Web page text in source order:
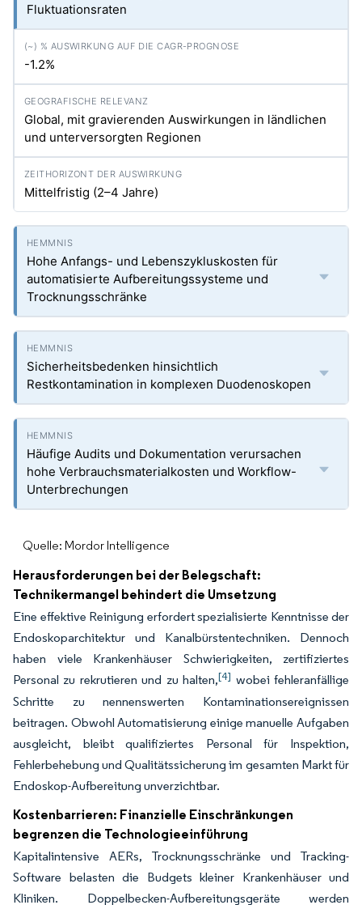
Fluktuationsraten
-1.2%
Global, mit gravierenden Auswirkungen in ländlichen
und unterversorgten Regionen
Mittelfristig (2–4 Jahre)
Hohe Anfangs- und Lebenszykluskosten für
automatisierte Aufbereitungssysteme und
Trocknungsschränke
Sicherheitsbedenken hinsichtlich
Restkontamination in komplexen Duodenoskopen
Häufige Audits und Dokumentation verursachen
hohe Verbrauchsmaterialkosten und Workflow-
Unterbrechungen
Quelle: Mordor Intelligence
Herausforderungen bei der Belegschaft:
Technikermangel behindert die Umsetzung
Eine effektive Reinigung erfordert spezialisierte Kenntnisse der
Endoskoparchitektur und Kanalbürstentechniken. Dennoch
haben viele Krankenhäuser Schwierigkeiten, zertifiziertes
Personal zu rekrutieren und zu halten,[4] wobei fehleranfällige
Schritte zu nennenswerten Kontaminationsereignissen
beitragen. Obwohl Automatisierung einige manuelle Aufgaben
ausgleicht, bleibt qualifiziertes Personal für Inspektion,
Fehlerbehebung und Qualitätssicherung im gesamten Markt für
Endoskop-Aufbereitung unverzichtbar.
Kostenbarrieren: Finanzielle Einschränkungen
begrenzen die Technologieeinführung
Kapitalintensive AERs, Trocknungsschränke und Tracking-
Software belasten die Budgets kleiner Krankenhäuser und
Kliniken. Doppelbecken-Aufbereitungsgeräte werden